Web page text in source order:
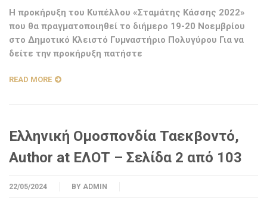
Η προκήρυξη του Κυπέλλου «Σταμάτης Κάσσης 2022»
που θα πραγματοποιηθεί το διήμερο 19-20 Νοεμβρίου
στο Δημοτικό Κλειστό Γυμναστήριο Πολυγύρου Για να
δείτε την προκήρυξη πατήστε
READ MORE
Ελληνική Ομοσπονδία Ταεκβοντό,
Author at ΕΛΟΤ – Σελίδα 2 από 103
22/05/2024 BY ADMIN